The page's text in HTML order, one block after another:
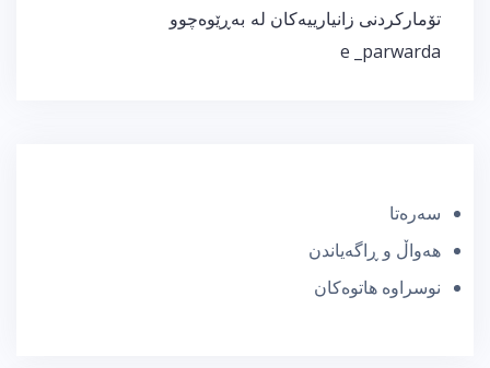
بەڕێوەچوو تۆمارکردنی زانیارییەکان لە
e _parwarda
سەرەتا
هەواڵ و ڕاگەیاندن
نوسراوە هاتوەکان